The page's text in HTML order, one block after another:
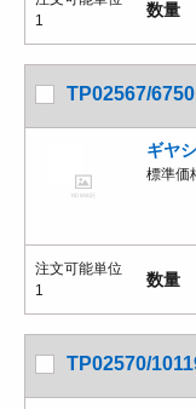
1
数量
TP02567/
ギヤ
標準価
注文可能単位
1
数量
TP02570/